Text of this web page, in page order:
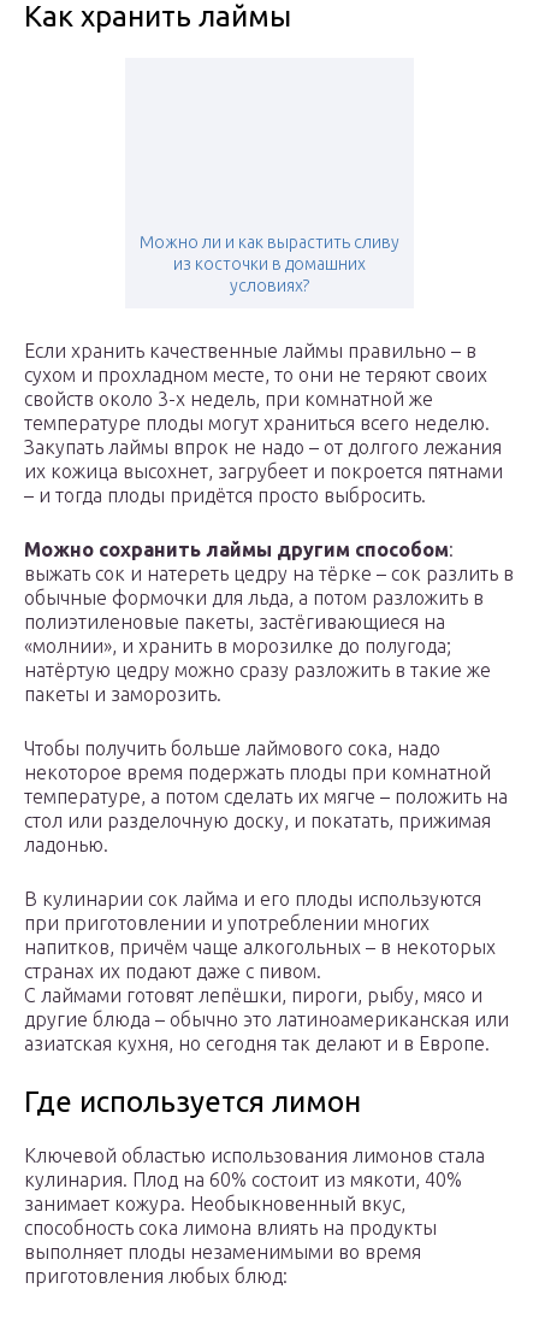
Как хранить лаймы
Можно ли и как вырастить сливу
из косточки в домашних
условиях?
Если хранить качественные лаймы правильно – в
сухом и прохладном месте, то они не теряют своих
свойств около 3-х недель, при комнатной же
температуре плоды могут храниться всего неделю.
Закупать лаймы впрок не надо – от долгого лежания
их кожица высохнет, загрубеет и покроется пятнами
– и тогда плоды придётся просто выбросить.
Можно сохранить лаймы другим способом:
выжать сок и натереть цедру на тёрке – сок разлить в
обычные формочки для льда, а потом разложить в
полиэтиленовые пакеты, застёгивающиеся на
«молнии», и хранить в морозилке до полугода;
натёртую цедру можно сразу разложить в такие же
пакеты и заморозить.
Чтобы получить больше лаймового сока, надо
некоторое время подержать плоды при комнатной
температуре, а потом сделать их мягче – положить на
стол или разделочную доску, и покатать, прижимая
ладонью.
В кулинарии сок лайма и его плоды используются
при приготовлении и употреблении многих
напитков, причём чаще алкогольных – в некоторых
странах их подают даже с пивом.
С лаймами готовят лепёшки, пироги, рыбу, мясо и
другие блюда – обычно это латиноамериканская или
азиатская кухня, но сегодня так делают и в Европе.
Где используется лимон
Ключевой областью использования лимонов стала
кулинария. Плод на 60% состоит из мякоти, 40%
занимает кожура. Необыкновенный вкус,
способность сока лимона влиять на продукты
выполняет плоды незаменимыми во время
приготовления любых блюд: